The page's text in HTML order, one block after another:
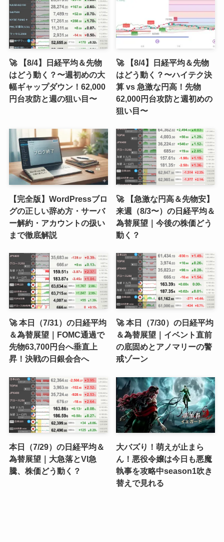
🚀 【8/4】日経平均＆先物
はどう動く？〜週初めの大
幅ギャップダウン！62,000
円台攻防と週の狙い目〜
🚀 【8/4】日経平均＆先物
はどう動く？〜ハイテク決
算 vs 急激な円高！先物
62,000円台攻防と週初めの
狙い目〜
【完全版】WordPressブロ
グの正しい辞め方・サーバ
ー解約・アカウントの扱い
まで徹底解説
🚀 【急激な円高＆先物安】
来週（8/3〜）の日経平均＆
為替展望｜今後の株価どう
動く？
🚀 本日（7/31）の日経平均
＆為替展望｜FOMC通過で
先物63,700円台へ垂直上
昇！決戦の日銀会合へ
🚀 本日（7/30）の日経平均
＆為替展望｜イベント直前
の底固めとアノマリーの警
戒ゾーン
本日（7/29）の日経平均＆
為替展望｜大急落とVI急
騰、株価どう動く？
大バズり！萌えが止まら
ん！悪役令嬢は今日も悪魔
執事を攻略中season1吹き
替えで見れる